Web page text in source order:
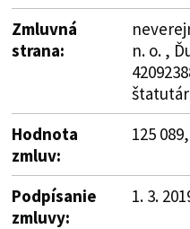
Zmluvná
strana:
n. o. ,
Hodnota
zmluv:
125
Podpísanie
zmluvy:
1. 3.